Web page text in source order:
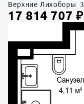
Верхние Лихоборы 3
17 814 707 ₽